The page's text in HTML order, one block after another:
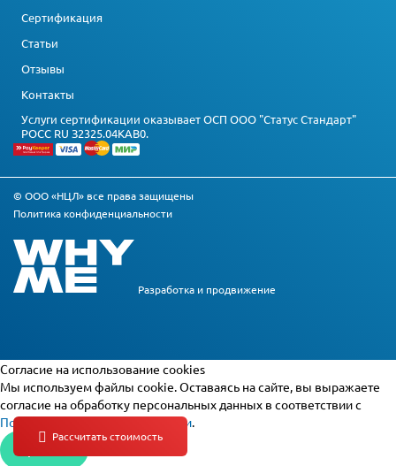
Сертификация
Статьи
Отзывы
Контакты
Услуги сертификации оказывает ОСП ООО "Статус Стандарт"
РОСС RU З2325.04КАВ0.
© ООО «НЦЛ» все права защищены
Политика конфиденциальности
Разработка и продвижение
Cогласие на использование cookies
Мы используем файлы cookie. Оставаясь на сайте, вы выражаете
согласие на обработку персональных данных в соответствии с
Политикой конфиденциальности.